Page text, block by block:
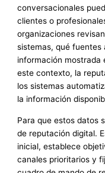
conversacionales
clientes o
organizaciones
sistemas, qué fuentes
información mostrada
este contexto, la
los sistemas
la información
Para que estos datos
de reputación digital.
inicial, establece
canales prioritarios y